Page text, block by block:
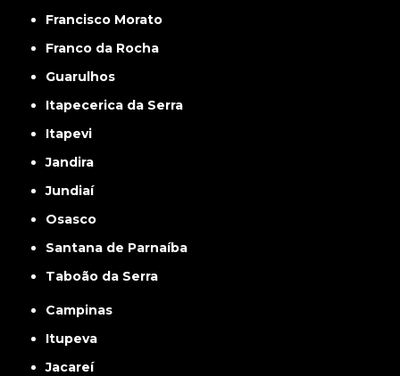
Francisco Morato
Franco da Rocha
Guarulhos
Itapecerica da Serra
Itapevi
Jandira
Jundiaí
Osasco
Santana de Parnaíba
Taboão da Serra
Campinas
Itupeva
Jacareí